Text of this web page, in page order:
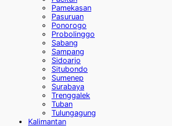
Pamekasan
Pasuruan
Ponorogo
Probolinggo
Sabang
Sampang
Sidoarjo
Situbondo
Sumenep
Surabaya
Trenggalek
Tuban
Tulungagung
Kalimantan